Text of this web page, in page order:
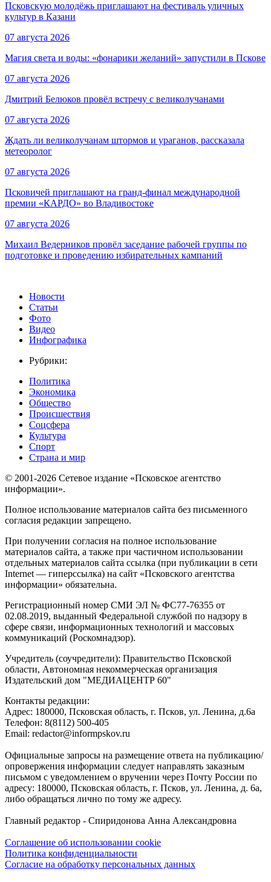
Псковскую молодёжь приглашают на фестиваль уличных
культур в Казани
07 августа 2026
Магия света и воды: «фонарики желаний» запустили в Пскове
07 августа 2026
Дмитрий Белюков провёл встречу с великолучанами
07 августа 2026
Ждать ли великолучанам штормов и ураганов, рассказала
метеоролог
07 августа 2026
Псковичей приглашают на гранд‑финал международной
премии «КАРДО» во Владивостоке
07 августа 2026
Михаил Ведерников провёл заседание рабочей группы по
подготовке и проведению избирательных кампаний
Новости
Статьи
Фото
Видео
Инфографика
Рубрики:
Политика
Экономика
Общество
Происшествия
Соцсфера
Культура
Спорт
Страна и мир
© 2001-2026 Сетевое издание «Псковское агентство
информации».
Полное использование материалов сайта без письменного
согласия редакции запрещено.
При получении согласия на полное использование
материалов сайта, а также при частичном использовании
отдельных материалов сайта ссылка (при публикации в сети
Internet — гиперссылка) на сайт «Псковского агентства
информации» обязательна.
Регистрационный номер СМИ ЭЛ № ФС77-76355 от
02.08.2019, выданный Федеральной службой по надзору в
сфере связи, информационных технологий и массовых
коммуникаций (Роскомнадзор).
Учредитель (соучредители): Правительство Псковской
области, Автономная некоммерческая организация
Издательский дом "МЕДИАЦЕНТР 60"
Контакты редакции:
Адреc: 180000, Псковская область, г. Псков, ул. Ленина, д.6а
Телефон: 8(8112) 500-405
Email: redactor@informpskov.ru
Официальные запросы на размещение ответа на публикацию/
опровержения информации следует направлять заказным
письмом с уведомлением о вручении через Почту России по
адресу: 180000, Псковская область, г. Псков, ул. Ленина, д. 6а,
либо обращаться лично по тому же адресу.
Главный редактор - Спиридонова Анна Александровна
Соглашение об использовании cookie
Политика конфиденциальности
Согласие на обработку персональных данных